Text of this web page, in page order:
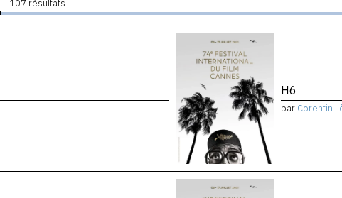
107 résultats
H6
par Corentin